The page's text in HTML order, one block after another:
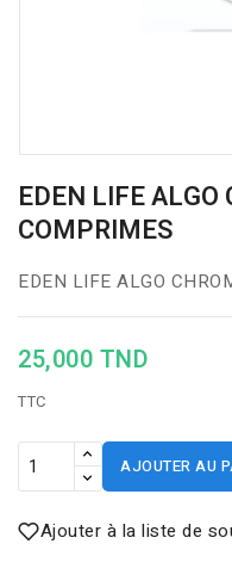
EDEN LIFE ALGO
COMPRIMES
EDEN LIFE ALGO
25,000 TND
TTC
AJOUTER AU
Ajouter à la liste de